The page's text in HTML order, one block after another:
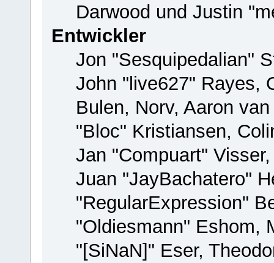
Darwood und Justin
Entwickler
Jon "Sesquipedalian"
John "live627" Rayes,
Bulen, Norv, Aaron
"Bloc" Kristiansen,
Jan "Compuart"
Juan "JayBachatero"
"RegularExpression"
"Oldiesmann" Eshom,
"[SiNaN]" Eser,